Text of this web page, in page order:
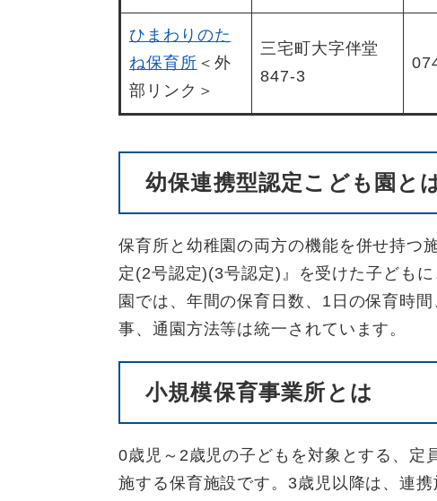
ひまわりのた
ね保育所 ＜外
部リンク＞
三宅町大字伴堂
847-3
幼保連携型認定こども園と
保育所と幼稚園の両方の機能を併せ持つ
定(2号認定)(3号認定)』を受けた子ども
園では、年間の保育日数、1日の保育時
事、通園方法等は統一されています。
小規模保育事業所とは
0歳児～2歳児の子どもを対象とする、定
施する保育施設です。3歳児以降は、連